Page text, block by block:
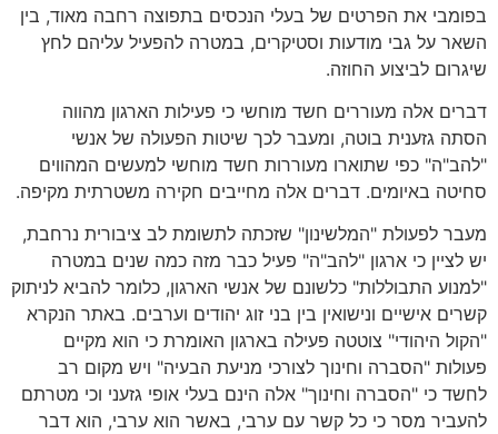
בפומבי את הפרטים של בעלי הנכסים בתפוצה רחבה מאוד, בין
השאר על גבי מודעות וסטיקרים, במטרה להפעיל עליהם לחץ
שיגרום לביצוע החוזה.
דברים אלה מעוררים חשד מוחשי כי פעילות הארגון מהווה
הסתה גזענית בוטה, ומעבר לכך שיטות הפעולה של אנשי
"להב"ה" כפי שתוארו מעוררות חשד מוחשי למעשים המהווים
סחיטה באיומים. דברים אלה מחייבים חקירה משטרתית מקיפה.
מעבר לפעולת "המלשינון" שזכתה לתשומת לב ציבורית נרחבת,
יש לציין כי ארגון "להב"ה" פעיל כבר מזה כמה שנים במטרה
"למנוע התבוללות" כלשונם של אנשי הארגון, כלומר להביא לניתוק
קשרים אישיים ונישואין בין בני זוג יהודים וערבים. באתר הנקרא
"הקול היהודי" צוטטה פעילה בארגון האומרת כי הוא מקיים
פעולות "הסברה וחינוך לצורכי מניעת הבעיה" ויש מקום רב
לחשד כי "הסברה וחינוך" אלה הינם בעלי אופי גזעני וכי מטרתם
להעביר מסר כי כל קשר עם ערבי, באשר הוא ערבי, הוא דבר